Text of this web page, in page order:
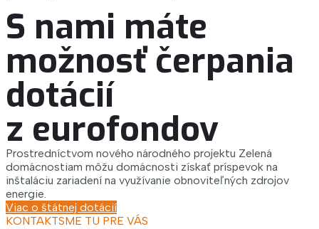
S nami máte
možnosť čerpania
dotácií
z eurofondov
Prostredníctvom nového národného projektu Zelená
domácnostiam môžu domácnosti získať príspevok na
inštaláciu zariadení na využívanie obnoviteľných zdrojov
energie.
Viac o štátnej dotácií
KONTAKTSME TU PRE VÁS